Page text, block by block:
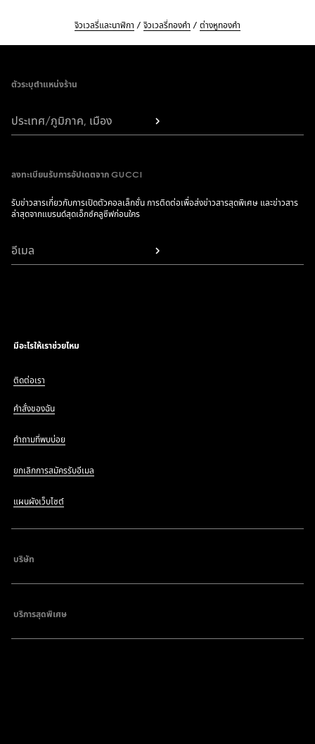
จิวเวลรี่และนาฬิกา จิวเวลรี่ทองคำ ต่างหูทองคำ
ตัวระบุตำแหน่งร้าน
ประเทศ/ภูมิภาค, เมือง
ลงทะเบียนรับการอัปเดตจาก GUCCI
รับข่าวสารเกี่ยวกับการเปิดตัวคอลเล็กชั่น การติดต่อเพื่อส่งข่าวสารสุดพิเศษ และข่าวสาร
ล่าสุดจากแบรนด์สุดเอ็กซ์คลูซีฟก่อนใคร
อีเมล
มีอะไรให้เราช่วยไหม
ติดต่อเรา
คำสั่งของฉัน
คำถามที่พบบ่อย
ยกเลิกการสมัครรับอีเมล
แผนผังเว็บไซต์
บริษัท
บริการสุดพิเศษ